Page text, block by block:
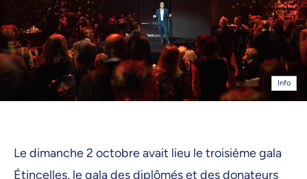
Info
Le dimanche 2 octobre avait lieu le troisième gala
Étincelles, le gala des diplômés et des donateurs